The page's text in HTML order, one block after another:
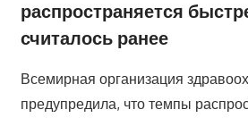
распространяется
считалось ранее
Всемирная организация
предупредила, что темпы